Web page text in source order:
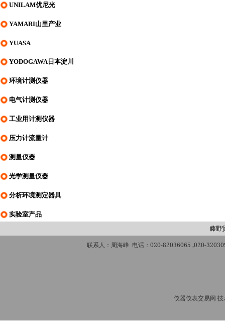
UNILAM优尼光
YAMARI山里产业
YUASA
YODOGAWA日本淀川
环境计测仪器
电气计测仪器
工业用计测仪器
压力计流量计
测量仪器
光学测量仪器
分析环境测定器具
实验室产品
藤野
联系人：周海峰 电话：020-82036065 ,020-
仪器仪表交易网